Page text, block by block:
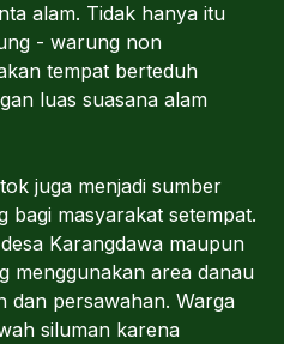
alam. Tidak hanya itu
- warung non
tempat berteduh
luas suasana alam
juga menjadi sumber
bagi masyarakat setempat.
Karangdawa maupun
menggunakan area danau
dan persawahan. Warga
siluman karena